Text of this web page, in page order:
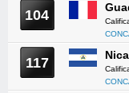
104
117